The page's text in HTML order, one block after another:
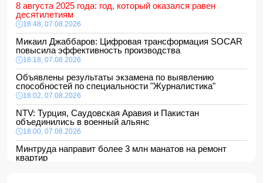
8 августа 2025 года: год, который оказался равен
десятилетиям
18:48, 07.08.2026
Микаил Джаббаров: Цифровая трансформация SOCAR
повысила эффективность производства
18:18, 07.08.2026
Объявлены результаты экзамена по выявлению
способностей по специальности "Журналистика"
18:02, 07.08.2026
NTV: Турция, Саудовская Аравия и Пакистан
объединились в военный альянс
18:00, 07.08.2026
Минтруда направит более 3 млн манатов на ремонт
квартир